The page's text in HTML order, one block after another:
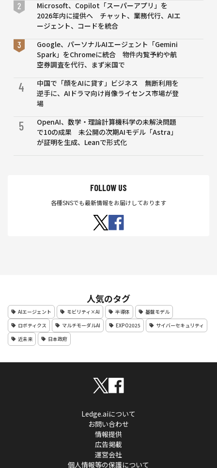
Microsoft、Copilot「スーパーアプリ」を
2026年内に提供へ チャット、業務代行、AIエ
ージェント、コードを統合
Google、パーソナルAIエージェント「Gemini
Spark」をChromeに統合 物件内覧予約や航
空券調査を代行、まず米国で
4
中国で「顔をAIに貸す」ビジネス 無断利用を
逆手に、AIドラマ向け肖像ライセンス市場が登
場
5
OpenAI、数学・理論計算機科学の未解決問題
で10の成果 未公開の次期AIモデル「Astra」
が証明を生成、Leanで形式化
FOLLOW US
各種SNSでも最新情報をお届けしております
人気のタグ
AIエージェント モビリティ×AI 半導体
基盤モデル
ロボティクス
マルチモーダルAI EXPO2025
サイバーセキュリティ
近未来
日本政府
Ledge.aiについて
お問い合わせ
情報提供
広告掲載
運営会社
個人情報等の保護について